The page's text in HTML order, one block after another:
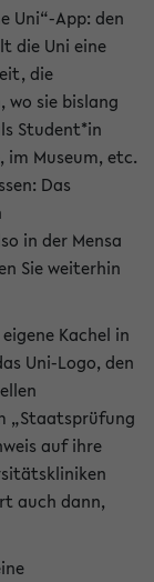
Uni“-App: den
die Uni eine
die
wo sie bislang
Student*in
im Museum, etc.
Das
in der Mensa
Sie weiterhin
Kachel in
Uni-Logo, den
„Staatsprüfung
auf ihre
auch dann,